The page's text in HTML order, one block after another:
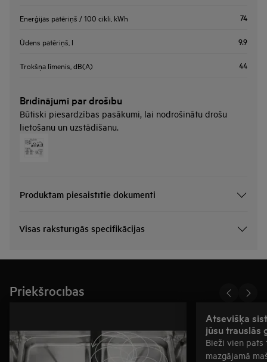
Enerģijas patēriņš / 100 cikli, kWh 74
Ūdens patēriņš, l 9.9
Trokšņa līmenis, dB(A) 44
Brīdinājumi par drošību
Būtiski piesardzības pasākumi, lai nodrošinātu drošu
lietošanu un uzstādīšanu.
Produktam piesaistītie dokumenti
Visas raksturīgās specifikācijas
Priekšrocības
Atsevišķa
jūsu trauslās
Bieži vien pats
mazgājamā